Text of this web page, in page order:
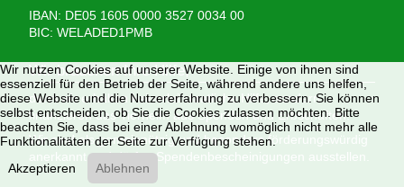
IBAN: DE05 1605 0000 3527 0034 00
BIC: WELADED1PMB
Wir brauchen Ihre Hilfe,
denn wir erhalten keinerlei staatliche Hilfe, sondern
finanzieren das Tierheim aus Spenden und Erbschaften.
Wir sind als gemeinnützig und besonders förderungswürdig
anerkannt und dürfen Spendenbescheinigungen ausstellen.
Wir nutzen Cookies auf unserer Website. Einige von ihnen sind
essenziell für den Betrieb der Seite, während andere uns helfen,
diese Website und die Nutzererfahrung zu verbessern. Sie können
selbst entscheiden, ob Sie die Cookies zulassen möchten. Bitte
beachten Sie, dass bei einer Ablehnung womöglich nicht mehr alle
Funktionalitäten der Seite zur Verfügung stehen.
Akzeptieren
Ablehnen